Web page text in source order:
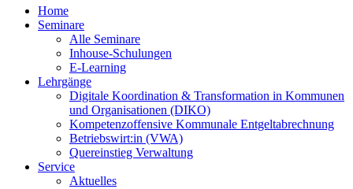
Home
Seminare
Alle Seminare
Inhouse-Schulungen
E-Learning
Lehrgänge
Digitale Koordination & Transformation in Kommunen
und Organisationen (DIKO)
Kompetenzoffensive Kommunale Entgeltabrechnung
Betriebswirt:in (VWA)
Quereinstieg Verwaltung
Service
Aktuelles